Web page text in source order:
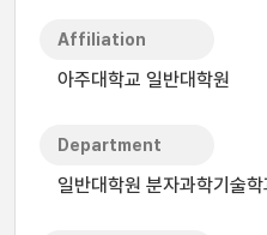
Affiliation
아주대학교 일반대학원
Department
일반대학원 분자과학기술